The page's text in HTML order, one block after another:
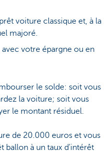
voiture classique et, à la
majoré.
votre épargne ou en
le solde: soit vous
la voiture; soit vous
le montant résiduel.
de 20.000 euros et vous
ballon à un taux d'intérêt